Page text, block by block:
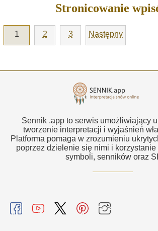
Stronicowanie
1 2 3 Następny
Sennik .app to serwis umożliwiający
tworzenie interpretacji i wyjaśnień
Platforma pomaga w zrozumieniu
poprzez dzielenie się nimi i
symboli, senników oraz